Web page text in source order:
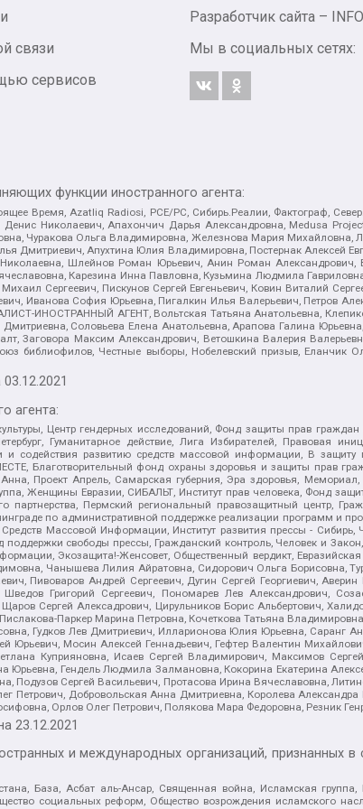
связи
сервисов
Разработчик сайта –
Мы в социальных сетях:
функции иностранного агента:
Время, Azatliq Radiosi, PCE/PC, Сибирь.Реалии, Фактограф,
Николаевич, Апахончич Дарья Александровна, Medusa
Чуракова Ольга Владимировна, Железнова Мария Михайловна,
Дмитриевич, Апухтина Юлия Владимировна, Постернак Алексей
Шлейнов Роман Юрьевич, Анин Роман
Карезина Инна Павловна, Кузьмина Людмила
Сергеевич, Пискунов Сергей Евгеньевич, Ковин Виталий
Иванова София Юрьевна, Пигалкин Илья Валерьевич, Петров
ИНОСТРАННЫЙ АГЕНТ, Вольтская Татьяна Анатольевна,
Соловьева Елена Анатольевна, Арапова Галина
Заговора Максим Александрович, Ветошкина Валерия
библиофилов, Честные выборы, Нобелевский призыв, Еланчик
03.12.2021
агента:
Центр гендерных исследований, Фонд защиты прав
Гуманитарное действие, Лига Избирателей, Правовая
содействия развитию средств массовой информации, В
Благотворительный фонд охраны здоровья и защиты прав
Проект Апрель, Самарская губерния, Эра здоровья,
Женщины Евразии, СИБАЛЬТ, Институт прав человека, Фонд
Пермский региональный правозащитный центр,
по административной поддержке реализации программ и
Массовой Информации, Институт развития прессы -
свободы прессы, Гражданский контроль, Человек и
Экозащита!-Женсовет, Общественный вердикт,
Чанышева Лилия Айратовна, Сидорович Ольга Борисовна,
Пивоваров Андрей Сергеевич, Дугин Сергей Георгиевич,
Григорий Сергеевич, Пономарев Лев Александрович,
Сергей Алексадрович, Цирульников Борис Альбертович,
Паркер Марина Петровна, Кочеткова Татьяна
Гудков Лев Дмитриевич, Илларионова Юлия Юрьевна, Саранг
Юрьевич, Мосин Алексей Геннадьевич, Гефтер Валентин
Куприяновна, Исаев Сергей Владимирович, Максимов
Юрьевна, Гендель Людмила Залмановна, Кокорина Екатерина
Сергей Васильевич, Протасова Ирина Вячеславовна,
Добровольская Анна Дмитриевна, Королева
Орлов Олег Петрович, Полякова Мара Федоровна, Резник
23.12.2021
и международных организаций, признанных
База, Асбат аль-Ансар, Священная война, Исламская группа,
социальных реформ, Общество возрождения